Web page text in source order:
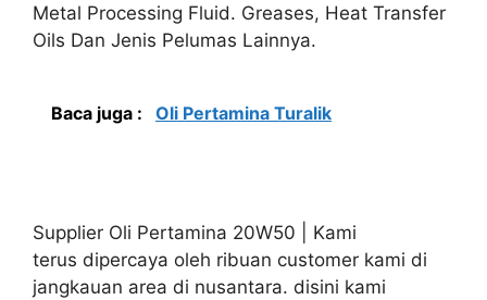
Metal Processing Fluid. Greases, Heat Transfer
Oils Dan Jenis Pelumas Lainnya.
Baca juga : Oli Pertamina Turalik
Supplier Oli Pertamina 20W50 | Kami
terus dipercaya oleh ribuan customer kami di
jangkauan area di nusantara. disini kami